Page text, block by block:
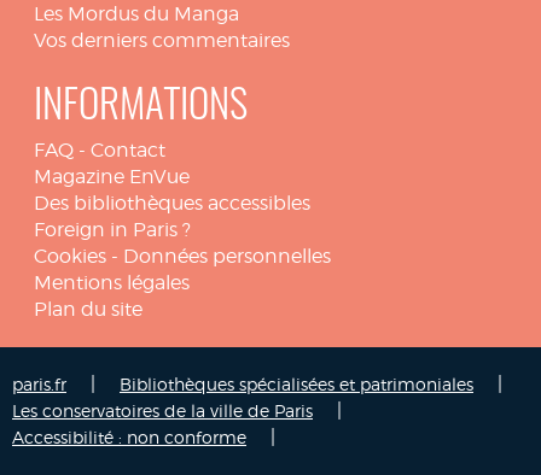
Les Mordus du Manga
Vos derniers commentaires
INFORMATIONS
FAQ - Contact
Magazine EnVue
Des bibliothèques accessibles
Foreign in Paris ?
Cookies - Données personnelles
Mentions légales
Plan du site
paris.fr Bibliothèques spécialisées et patrimoniales
Les conservatoires de la ville de Paris
Accessibilité : non conforme